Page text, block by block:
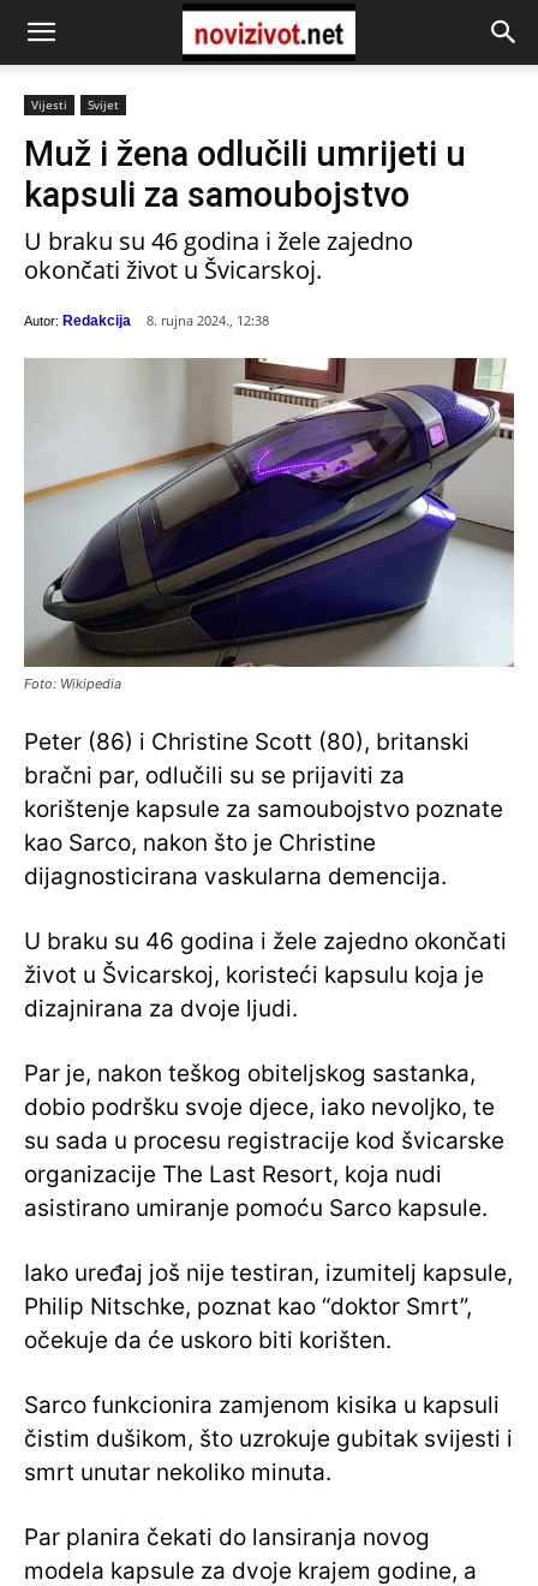
Vijesti Svijet
Muž i žena odlučili umrijeti u
kapsuli za samoubojstvo
U braku su 46 godina i žele zajedno
okončati život u Švicarskoj.
Autor: Redakcija 8. rujna 2024., 12:38
Foto: Wikipedia
Peter (86) i Christine Scott (80), britanski
bračni par, odlučili su se prijaviti za
korištenje kapsule za samoubojstvo poznate
kao Sarco, nakon što je Christine
dijagnosticirana vaskularna demencija.
U braku su 46 godina i žele zajedno okončati
život u Švicarskoj, koristeći kapsulu koja je
dizajnirana za dvoje ljudi.
Par je, nakon teškog obiteljskog sastanka,
dobio podršku svoje djece, iako nevoljko, te
su sada u procesu registracije kod švicarske
organizacije The Last Resort, koja nudi
asistirano umiranje pomoću Sarco kapsule.
Iako uređaj još nije testiran, izumitelj kapsule,
Philip Nitschke, poznat kao “doktor Smrt”,
očekuje da će uskoro biti korišten.
Sarco funkcionira zamjenom kisika u kapsuli
čistim dušikom, što uzrokuje gubitak svijesti i
smrt unutar nekoliko minuta.
Par planira čekati do lansiranja novog
modela kapsule za dvoje krajem godine, a